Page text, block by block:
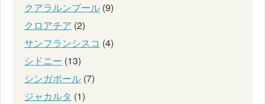
クアラルンプール (9)
クロアチア (2)
サンフランシスコ (4)
シドニー (13)
シンガポール (7)
ジャカルタ (1)